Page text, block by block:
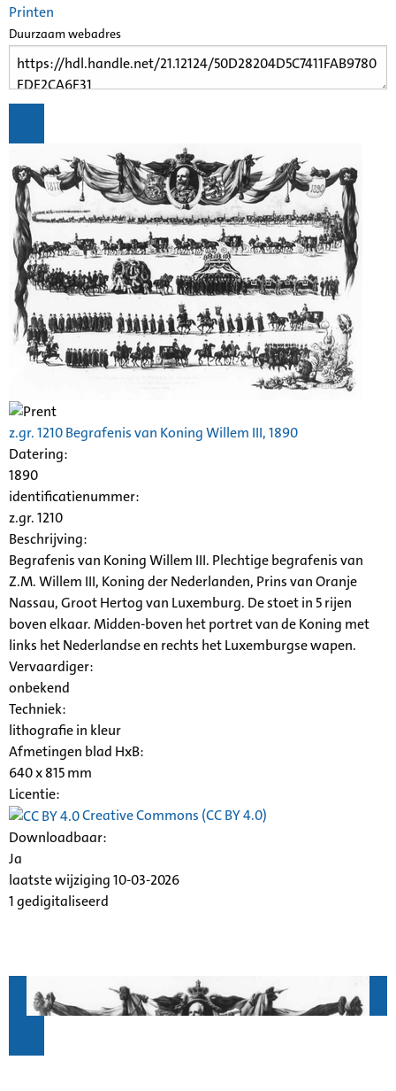
Printen
Duurzaam webadres
z.gr. 1210 Begrafenis van Koning Willem III, 1890
Datering:
1890
identificatienummer:
z.gr. 1210
Beschrijving:
Begrafenis van Koning Willem III. Plechtige begrafenis van
Z.M. Willem III, Koning der Nederlanden, Prins van Oranje
Nassau, Groot Hertog van Luxemburg. De stoet in 5 rijen
boven elkaar. Midden-boven het portret van de Koning met
links het Nederlandse en rechts het Luxemburgse wapen.
Vervaardiger:
onbekend
Techniek:
lithografie in kleur
Afmetingen blad HxB:
640 x 815 mm
Licentie:
Creative Commons (CC BY 4.0)
Downloadbaar:
Ja
laatste wijziging 10-03-2026
1 gedigitaliseerd